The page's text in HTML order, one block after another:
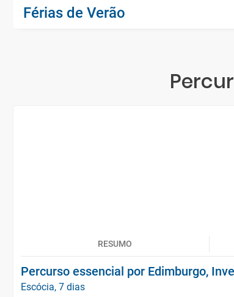
Férias de Verão
RESUMO
Percurso essencial por Edimburgo,
Escócia, 7 dias